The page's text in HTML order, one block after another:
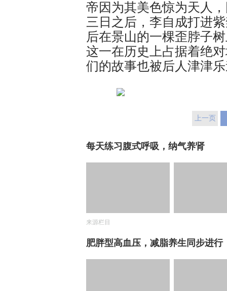
帝因为其美色惊为天人
三日之后，李自成打进
后在景山的一棵歪脖子
这一在历史上占据着绝
们的故事也被后人津津
上一页
每天练习腹式呼吸，纳气养肾
来源栏目
肥胖型高血压，减脂养生同步进行